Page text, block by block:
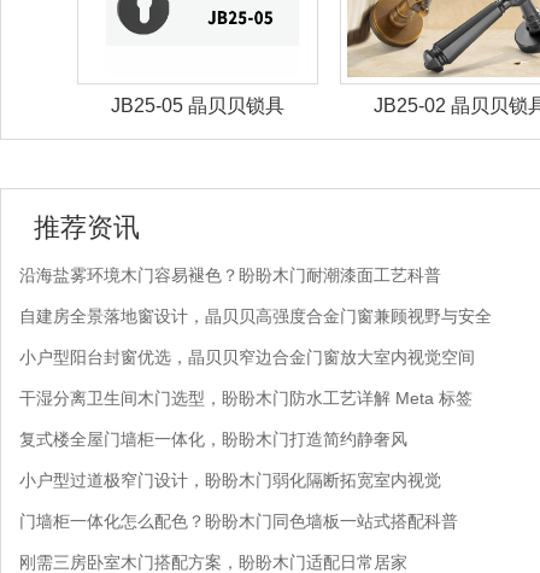
JB25-05 晶贝贝锁具 JB25-02 晶贝贝锁
推荐资讯
沿海盐雾环境木门容易褪色？盼盼木门耐潮漆面工艺科普
自建房全景落地窗设计，晶贝贝高强度合金门窗兼顾视野与安全
小户型阳台封窗优选，晶贝贝窄边合金门窗放大室内视觉空间
干湿分离卫生间木门选型，盼盼木门防水工艺详解 Meta 标签
复式楼全屋门墙柜一体化，盼盼木门打造简约静奢风
小户型过道极窄门设计，盼盼木门弱化隔断拓宽室内视觉
门墙柜一体化怎么配色？盼盼木门同色墙板一站式搭配科普
刚需三房卧室木门搭配方案，盼盼木门适配日常居家